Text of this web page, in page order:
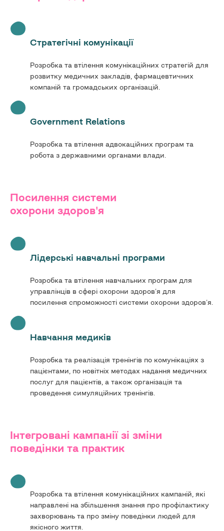
Стратегічні комунікації
Розробка та втілення комунікаційних стратегій для
розвитку медичних закладів, фармацевтичних
компаній та громадських організацій.
Government Relations
Розробка та втілення адвокаційних програм та
робота з державними органами влади.
Посилення системи
охорони здоров'я
Лідерські навчальні програми
Розробка та втілення навчальних програм для
управлінців в сфері охорони здоров’я для
посилення спроможності системи охорони здоров’я.
Навчання медиків
Розробка та реалізація тренінгів по комунікаціях з
пацієнтами, по новітніх методах надання медичних
послуг для пацієнтів, а також організація та
проведення симуляційних тренінгів.
Інтегровані кампанії зі зміни
поведінки та практик
Розробка та втілення комунікаційних кампаній, які
направлені на збільшення знання про профілактику
захворювань та про зміну поведінки людей для
якісного життя.